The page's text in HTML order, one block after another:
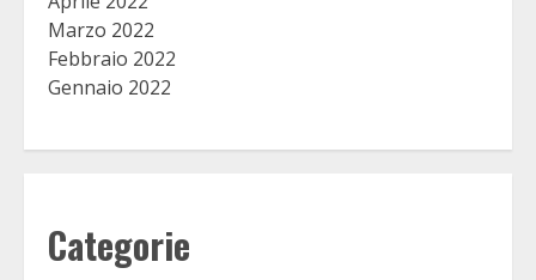
Marzo 2022
Febbraio 2022
Gennaio 2022
Categorie